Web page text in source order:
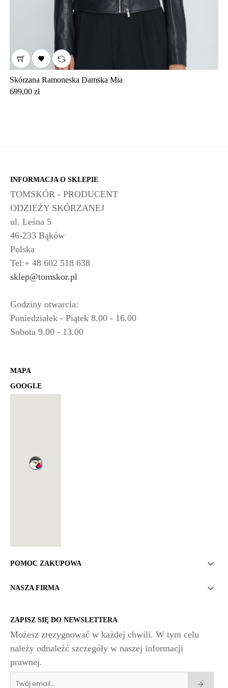

Skórzana Ramoneska Damska Mia
Cena
699,00 zł
INFORMACJA O SKLEPIE
TOMSKÓR - PRODUCENT
ODZIEŻY SKÓRZANEJ
ul. Leśna 5
46-233 Bąków
Polska
Tel:+ 48 602 518 638
sklep@tomskor.pl
Godziny otwarcia:
Poniedziałek - Piątek 8.00 - 16.00
Sobota 9.00 - 13.00
MAPA
GOOGLE
POMOC ZAKUPOWA 
NASZA FIRMA 
ZAPISZ SIĘ DO NEWSLETTERA
Możesz zrezygnować w każdej chwili. W tym celu
należy odnaleźć szczegóły w naszej informacji
prawnej.